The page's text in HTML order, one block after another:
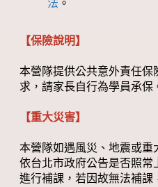
法 。
【保險說明】
本營隊提供公共意外責任保
求，請家長自行為學員承保
【重大災害】
本營隊如遇風災、地震或重
依台北市政府公告是否照
進行補課，若因故無法補課